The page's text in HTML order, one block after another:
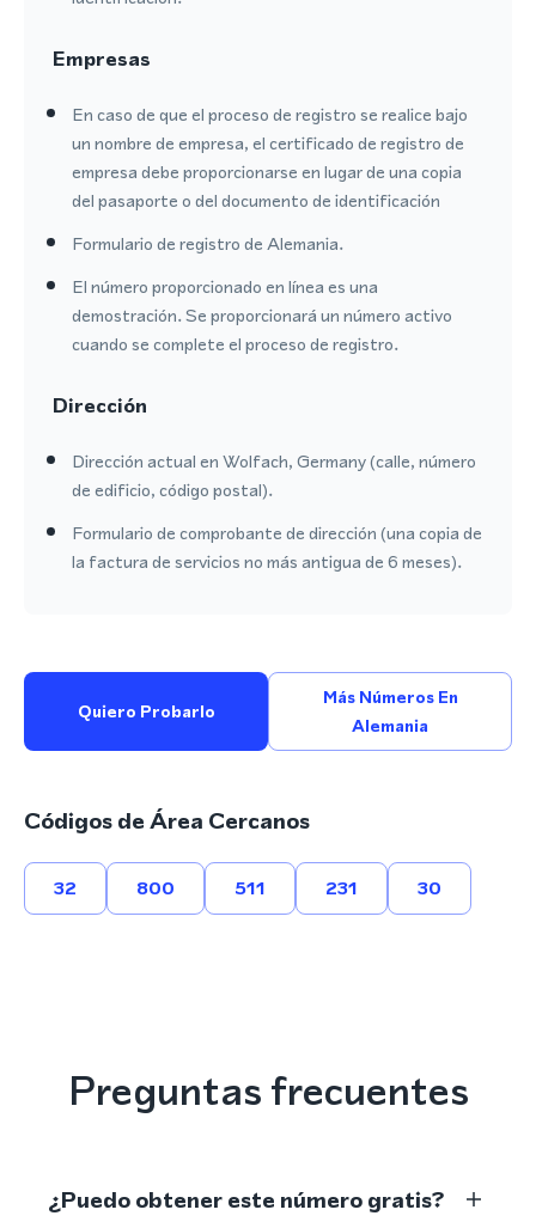
Empresas
En caso de que el proceso de registro se realice bajo
un nombre de empresa, el certificado de registro de
empresa debe proporcionarse en lugar de una copia
del pasaporte o del documento de identificación
Formulario de registro de Alemania.
El número proporcionado en línea es una
demostración. Se proporcionará un número activo
cuando se complete el proceso de registro.
Dirección
Dirección actual en Wolfach, Germany (calle, número
de edificio, código postal).
Formulario de comprobante de dirección (una copia de
la factura de servicios no más antigua de 6 meses).
Quiero Probarlo
Más Números En
Alemania
Códigos de Área Cercanos
32 800 511 231 30
Preguntas frecuentes
¿Puedo obtener este número gratis?